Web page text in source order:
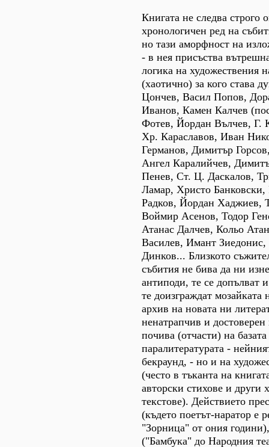
Книгата не следва строго
хронологичен ред на
но тази аморфност на
- в нея присъства
логика на художествения
(хаотично) за кого става
Цончев, Васил Попов,
Иванов, Камен Калчев
Фотев, Йордан Вълчев, Г.
Хр. Караславов, Иван
Германов, Димитър
Ангел Каралийчев,
Пенев, Ст. Ц. Даскалов,
Ламар, Христо Банковски,
Радков, Йордан Хаджиев,
Воймир Асенов, Тодор
Атанас Далчев, Кольо
Василев, Имант
Динков... Близкото
събития не бива да ни
антиподи, те се допълват
те доизграждат мозайката
архив на новата ни
ненатрапчив и
почива (отчасти) на
паралитературата -
бекраунд, - но и на
(често в тъканта на
авторски стихове и други
текстове). Действието
(където поетът-наратор е
"Зорница" от ония
("Бамбука" до Народния